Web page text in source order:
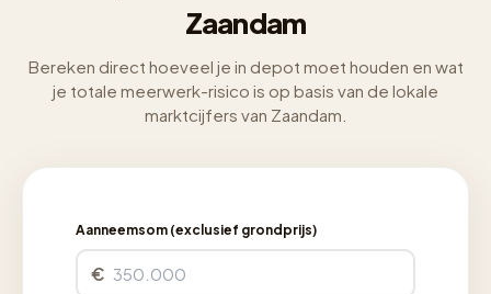
Zaandam
Bereken direct hoeveel je in depot moet houden en wat
je totale meerwerk-risico is op basis van de lokale
marktcijfers van Zaandam.
Aanneemsom (exclusief grondprijs)
€